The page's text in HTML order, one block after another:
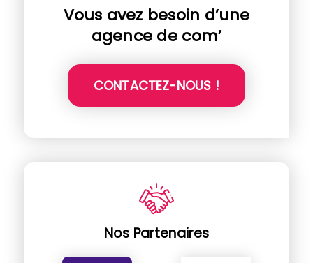
Vous avez besoin d’une
agence de com’
CONTACTEZ-NOUS !
Nos Partenaires